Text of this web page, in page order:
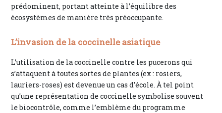
prédominent, portant atteinte à l’équilibre des
écosystèmes de manière très préoccupante.
L’invasion de la coccinelle asiatique
L’utilisation de la coccinelle contre les pucerons qui
s’attaquent à toutes sortes de plantes (ex : rosiers,
lauriers-roses) est devenue un cas d’école. À tel point
qu’une représentation de coccinelle symbolise souvent
le biocontrôle, comme l’emblème du programme